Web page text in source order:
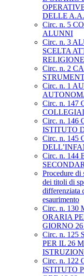
DELLE
Circ. n. 5
ALUNNI
Circ. n. 3
SCELTA
Circ. n. 2
Circ. n. 1
Circ. n. 147
Circ. n. 146
ISTITUTO
Circ. n. 145
Circ. n. 144
Procedure di
dei titoli di
differenziata
esaurimento
Circ. n. 130
ORARIA
GIORNO
Circ. n. 125
PER IL 26
Circ. n. 122
ISTITUTO